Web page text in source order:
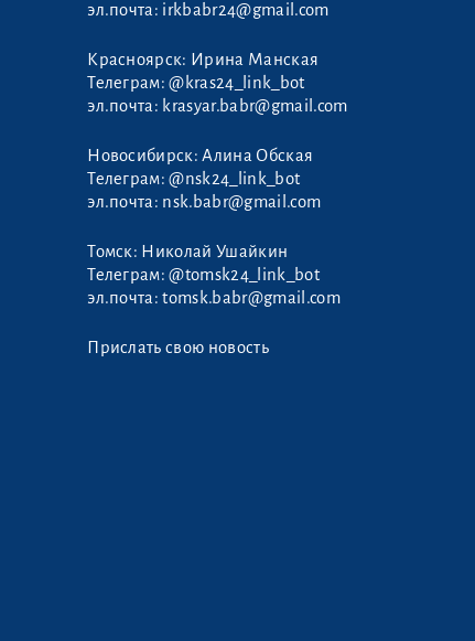
эл.почта: irkbabr24@gmail.com
Красноярск: Ирина Манская
Телеграм:@kras24_link_bot
эл.почта: krasyar.babr@gmail.com
Новосибирск: Алина Обская
Телеграм:@nsk24_link_bot
эл.почта: nsk.babr@gmail.com
Томск: Николай Ушайкин
Телеграм:@tomsk24_link_bot
эл.почта:tomsk.babr@gmail.com
Прислать свою новость